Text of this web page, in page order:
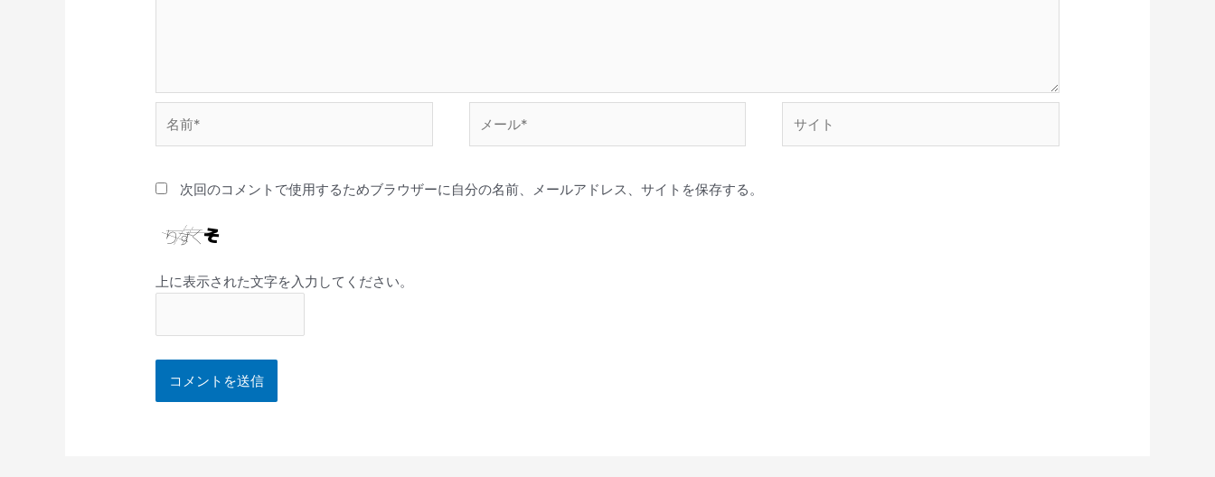
前
ー
次回のコメントで使用するためブラウザーに自分の名前、メールアドレス、サイトを保存する。
上に表示された文字を入力してください。